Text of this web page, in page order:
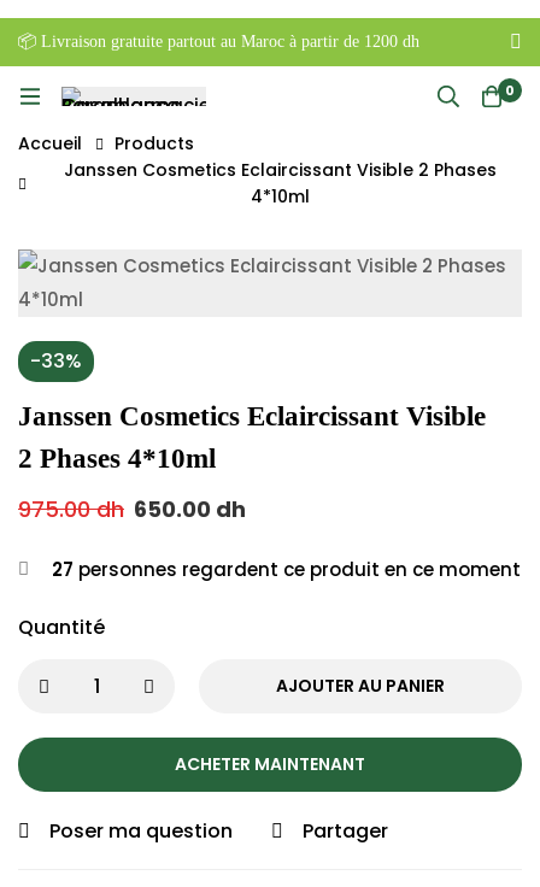
📦 Livraison gratuite partout au Maroc à partir de 1200 dh
0
Accueil
Products
Janssen Cosmetics Eclaircissant Visible 2 Phases
4*10ml
-33%
Janssen Cosmetics Eclaircissant Visible
2 Phases 4*10ml
975.00dh 650.00 dh
27 personnes regardent ce produit en ce moment
Quantité
AJOUTER AU PANIER
ACHETER MAINTENANT
Poser ma question Partager